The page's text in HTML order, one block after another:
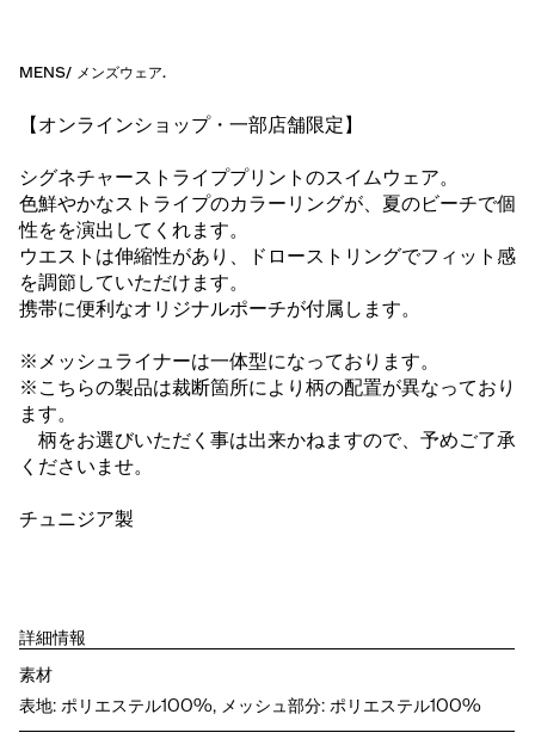
MENS/ メンズウェア.
【オンラインショップ・一部店舗限定】
シグネチャーストライププリントのスイムウェア。
色鮮やかなストライプのカラーリングが、夏のビーチで個
性をを演出してくれます。
ウエストは伸縮性があり、ドローストリングでフィット感
を調節していただけます。
携帯に便利なオリジナルポーチが付属します。
※メッシュライナーは一体型になっております。
※こちらの製品は裁断箇所により柄の配置が異なっており
ます。
柄をお選びいただく事は出来かねますので、予めご了承
くださいませ。
チュニジア製
詳細情報
素材
表地: ポリエステル100%, メッシュ部分: ポリエステル100%